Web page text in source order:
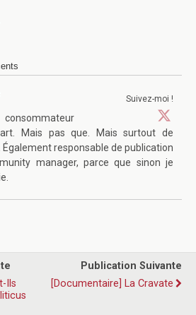
Suivez-moi !
Mais pas que. Mais surtout de
Également responsable de publication
manager, parce que sinon je
Ils
Publication Suivante
[Documentaire] La Cravate